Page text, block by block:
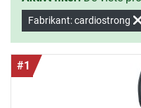
det
Fabrikant: cardiostrong
#1